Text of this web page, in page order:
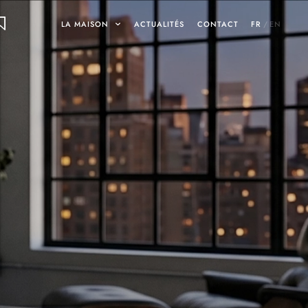
DESIGNS UMAMI
LA MAISON
SHOWROOMS ET GALERIES
ACTUALITÉS CONTACT FR / EN